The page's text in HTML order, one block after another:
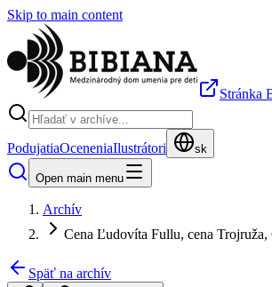
Skip to main content
Stránka
PodujatiaOceneniaIlustrátori sk
Open main menu
Archív
Cena Ľudovíta Fullu, cena
Späť na archív